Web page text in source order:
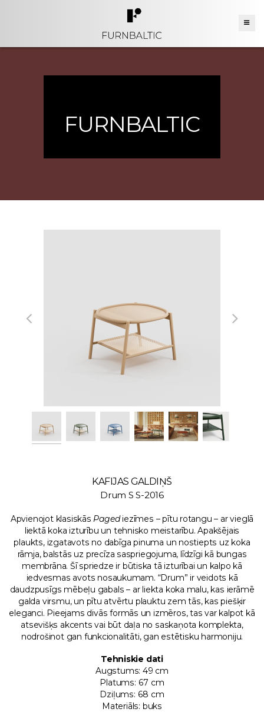
FURNBALTIC
KAFIJAS GALDIŅŠ
Drum S S-2016
Apvienojot klasiskās Pagediezīmes – pītu rotangu – ar vieglā
liektā koka izturību un tehnisko meistarību. Apakšējais
plaukts, izgatavots no dabīga pinuma un nostiepts uz koka
rāmja, balstās uz precīza saspriegojuma, līdzīgi kā bungas
membrāna. Šī spriedze ir būtiska tā izturībai un kalpo kā
iedvesmas avots nosaukumam. “Drum” ir veidots kā
daudzpusīgs mēbeļu gabals – ar liekta koka malu, kas ierāmē
galda virsmu, un pītu atvērtu plauktu zem tās, kas piešķir
eleganci. Pieejams divās formās un izmēros, tas var kalpot kā
atsevišķs akcents vai būt daļa no saskaņota komplekta,
nodrošinot gan funkcionalitāti, gan estētisku harmoniju.
Tehniskie dati
Augstums: 49 cm
Platums: 67 cm
Dziļums: 68 cm
Materiāls: buks